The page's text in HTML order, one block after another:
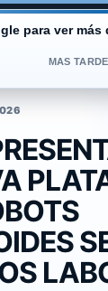
para ver
MAS TARDE